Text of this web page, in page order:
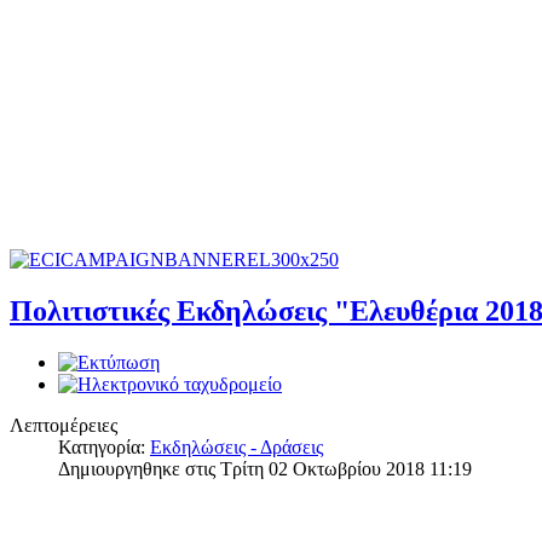
Πολιτιστικές Εκδηλώσεις "Ελευθέρια
Λεπτομέρειες
Κατηγορία: Εκδηλώσεις - Δράσεις
Δημιουργηθηκε στις Τρίτη 02 Οκτωβρίου 2018 11:19